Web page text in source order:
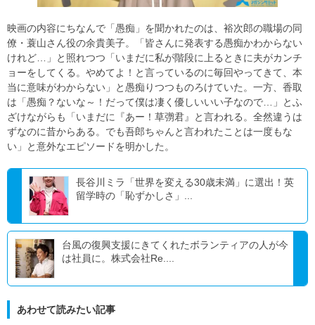
映画の内容にちなんで「愚痴」を聞かれたのは、裕次郎の職場の同
僚・蓑山さん役の余貴美子。「皆さんに発表する愚痴かわからない
けれど…」と照れつつ「いまだに私が階段に上るときに夫がカンチ
ョーをしてくる。やめてよ！と言っているのに毎回やってきて、本
当に意味がわからない」と愚痴りつつものろけていた。一方、香取
は「愚痴？ないな～！だって僕は凄く優しいいい子なので…」とふ
ざけながらも「いまだに『あー！草彅君』と言われる。全然違うは
ずなのに昔からある。でも吾郎ちゃんと言われたことは一度もな
い」と意外なエピソードを明かした。
長谷川ミラ「世界を変える30歳未満」に選出！英
留学時の「恥ずかしさ」...
台風の復興支援にきてくれたボランティアの人が今
は社員に。株式会社Re....
あわせて読みたい記事